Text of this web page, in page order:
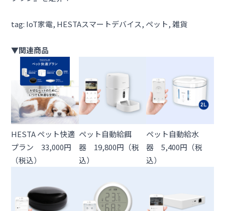
tag: IoT家電, HESTAスマートデバイス, ペット, 雑貨
▼関連商品
HESTA ペット快適
プラン 33,000円
（税込）
ペット自動給餌
器 19,800円（税
込）
ペット自動給水
器 5,400円（税
込）